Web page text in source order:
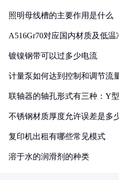
照明母线槽的主要作用是什么
A516Gr70对应国内材质及低
镀镍钢带可以过多少电流
计量泵如何达到控制和调节流
联轴器的轴孔形式有三种：Y
不锈钢材质厚度允许误差是多
复印机出租有哪些常见模式
溶于水的润滑剂的种类